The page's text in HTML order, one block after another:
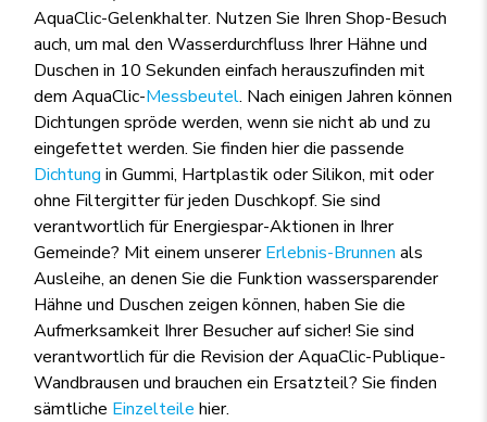
AquaClic-Gelenkhalter. Nutzen Sie Ihren Shop-Besuch
auch, um mal den Wasserdurchfluss Ihrer Hähne und
Duschen in 10 Sekunden einfach herauszufinden mit
dem AquaClic-Messbeutel. Nach einigen Jahren können
Dichtungen spröde werden, wenn sie nicht ab und zu
eingefettet werden. Sie finden hier die passende
Dichtung in Gummi, Hartplastik oder Silikon, mit oder
ohne Filtergitter für jeden Duschkopf. Sie sind
verantwortlich für Energiespar-Aktionen in Ihrer
Gemeinde? Mit einem unsererErlebnis-Brunnen als
Ausleihe, an denen Sie die Funktion wassersparender
Hähne und Duschen zeigen können, haben Sie die
Aufmerksamkeit Ihrer Besucher auf sicher! Sie sind
verantwortlich für die Revision der AquaClic-Publique-
Wandbrausen und brauchen ein Ersatzteil? Sie finden
sämtliche Einzelteile hier.